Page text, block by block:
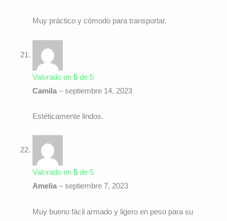
Muy práctico y cómodo para transportar.
Valorado en 5de 5
Camila – septiembre 14, 2023
Estéticamente lindos.
Valorado en 5de 5
Amelia– septiembre 7, 2023
Muy bueno fácil armado y ligero en peso para su